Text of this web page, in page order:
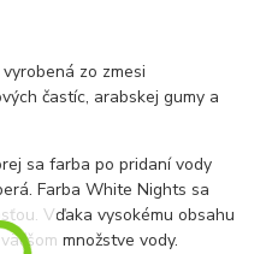
zo zmesi
častíc, arabskej gumy a
sa farba po pridaní vody
Farba White Nights sa
Vďaka vysokému obsahu
množstve vody.